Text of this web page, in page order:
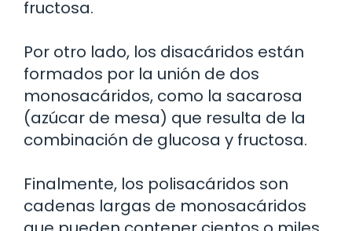
fructosa.
Por otro lado, los disacáridos están
formados por la unión de dos
monosacáridos, como la sacarosa
(azúcar de mesa) que resulta de la
combinación de glucosa y fructosa.
Finalmente, los polisacáridos son
cadenas largas de monosacáridos